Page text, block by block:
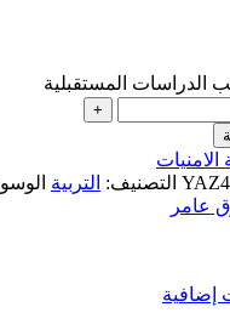
الدراسات المستقبلية
التصنيف: التربية
عامر
إضافية